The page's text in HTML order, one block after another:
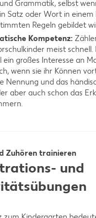
Grammatik, selbst
Satz oder Wort in einem
Regeln gebildet
Kompetenz:
meist schnell.
ein großes Interesse an
wenn sie ihr Können
Nennung und das
aber auch schon das
Zuhören trainieren
und